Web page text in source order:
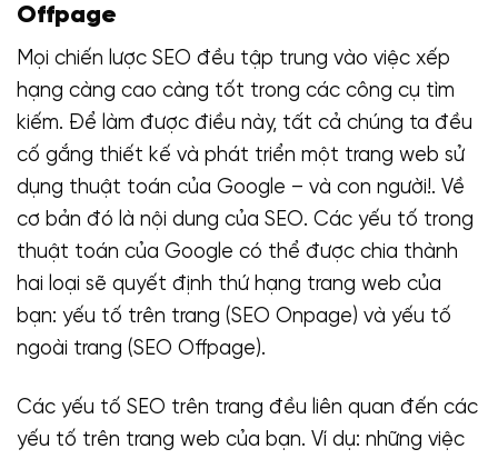
Offpage
Mọi chiến lược SEO đều tập trung vào việc xếp
hạng càng cao càng tốt trong các công cụ tìm
kiếm. Để làm được điều này, tất cả chúng ta đều
cố gắng thiết kế và phát triển một trang web sử
dụng thuật toán của Google – và con người!. Về
cơ bản đó là nội dung của SEO. Các yếu tố trong
thuật toán của Google có thể được chia thành
hai loại sẽ quyết định thứ hạng trang web của
bạn: yếu tố trên trang (SEO Onpage) và yếu tố
ngoài trang (SEO Offpage).
Các yếu tố SEO trên trang đều liên quan đến các
yếu tố trên trang web của bạn. Ví dụ: những việc